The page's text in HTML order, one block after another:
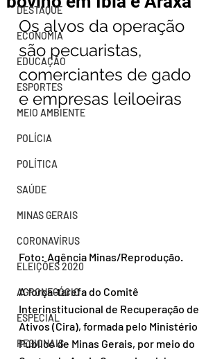
DESTAQUE
ECONOMIA
EDUCAÇÃO
ESPORTES
MEIO AMBIENTE
POLÍCIA
POLÍTICA
SAÚDE
MINAS GERAIS
CORONAVÍRUS
ELEIÇÕES 2020
AGRONEGÓCIO
ESPECIAL
REGIONAIS
Os alvos da operação
são pecuaristas,
comerciantes de gado
e empresas leiloeiras
Foto: Agência Minas/Reprodução.
A força-tarefa do Comitê
Interinstitucional de Recuperação de
Ativos (Cira), formada pelo Ministério
Público de Minas Gerais, por meio do